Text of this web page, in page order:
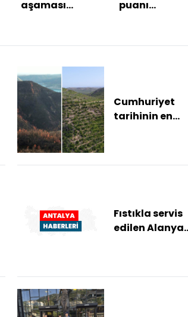
aşaması
puanı
Cumhuriyet
tarihinin en
Fıstıkla servis
edilen Alanya